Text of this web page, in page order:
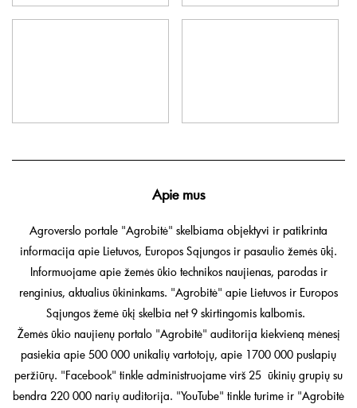
Apie mus
Agroverslo portale "Agrobitė" skelbiama objektyvi ir patikrinta
informacija apie Lietuvos, Europos Sąjungos ir pasaulio žemės ūkį.
Informuojame apie žemės ūkio technikos naujienas, parodas ir
renginius, aktualius ūkininkams. "Agrobitė" apie Lietuvos ir Europos
Sąjungos žemė ūkį skelbia net 9 skirtingomis kalbomis.
Žemės ūkio naujienų portalo "Agrobitė" auditorija kiekvieną mėnesį
pasiekia apie 500 000 unikalių vartotojų, apie 1700 000 puslapių
peržiūrų. "Facebook" tinkle administruojame virš 25 ūkinių grupių su
bendra 220 000 narių auditorija. "YouTube" tinkle turime ir "Agrobitė